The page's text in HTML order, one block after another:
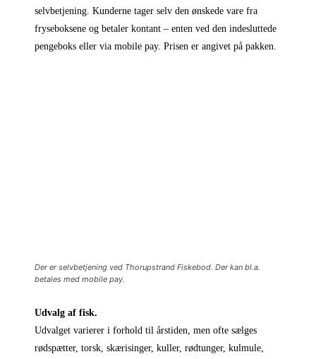
selvbetjening. Kunderne tager selv den ønskede vare fra
fryseboksene og betaler kontant – enten ved den indesluttede
pengeboks eller via mobile pay. Prisen er angivet på pakken.
Der er selvbetjening ved Thorupstrand Fiskebod. Der kan bl.a.
betales med mobile pay.
Udvalg af fisk.
Udvalget varierer i forhold til årstiden, men ofte sælges
rødspætter, torsk, skærisinger, kuller, rødtunger, kulmule,